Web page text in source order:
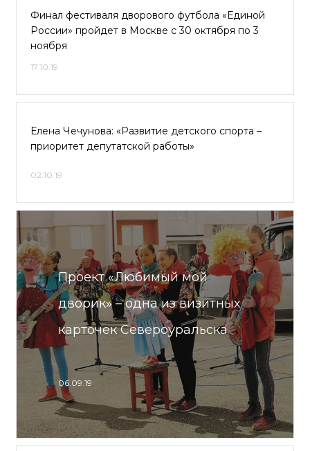
Финал фестиваля дворового футбола «Единой
России» пройдет в Москве с 30 октября по 3
ноября
17.10.19
Елена Чечунова: «Развитие детского спорта –
приоритет депутатской работы»
02.10.19
Проект «Люби­мый мой
дворик» – одна из визитных
карточек Североу­ральска
06.09.19